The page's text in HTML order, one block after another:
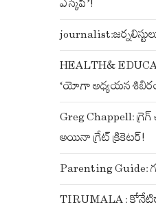
ఎస్కేప్’!
HEALTH&
‘యోగా అధ్యయన
Greg Chappell:
అయినా గ్రేట్ క్రికెటర్!
Parenting
TIRUMALA :